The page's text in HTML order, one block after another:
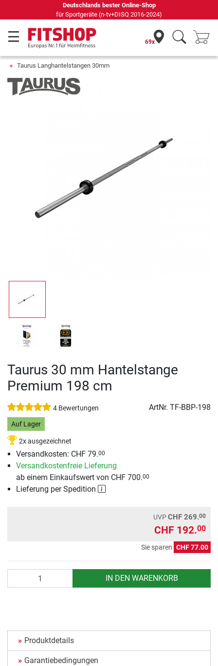
Seit 42 Jahren Ihr Experte für Heimfitness
69x
Taurus Langhantelstangen 30mm
Taurus 30 mm Hantelstange
Premium 198 cm
4 Bewertungen ArtNr. TF-BBP-198
Auf Lager
2x ausgezeichnet
Versandkosten: CHF 79.00
Versandkostenfreie Lieferung
ab einem Einkaufswert von CHF 700.00
Lieferung per Spedition
UVPCHF 269.00
CHF 192.00
Sie sparen CHF 77.00
IN DEN WARENKORB
Produktdetails
Garantiebedingungen